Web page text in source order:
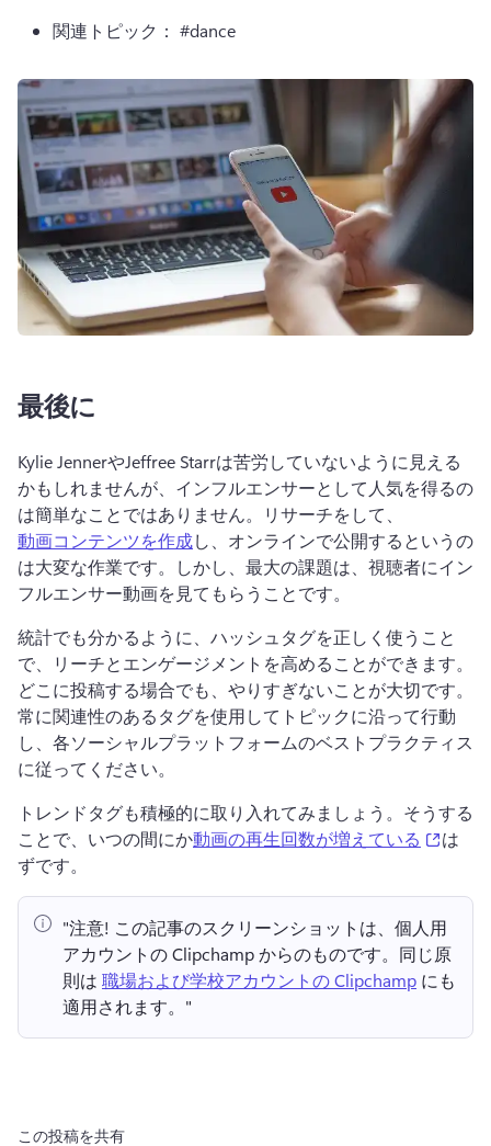
関連トピック： #dance
最後に
Kylie JennerやJeffree Starrは苦労していないように見える
かもしれませんが、インフルエンサーとして人気を得るの
は簡単なことではありません。リサーチをして、
動画コンテンツを作成し、オンラインで公開するというの
は大変な作業です。しかし、最大の課題は、視聴者にイン
フルエンサー動画を見てもらうことです。
統計でも分かるように、ハッシュタグを正しく使うこと
で、リーチとエンゲージメントを高めることができます。
どこに投稿する場合でも、やりすぎないことが大切です。
常に関連性のあるタグを使用してトピックに沿って行動
し、各ソーシャルプラットフォームのベストプラクティス
に従ってください。
トレンドタグも積極的に取り入れてみましょう。そうする
ことで、いつの間にか動画の再生回数が増えている
は
ずです。
"注意! この記事のスクリーンショットは、個人用
アカウントの Clipchamp からのものです。 同じ原
則は 職場および学校アカウントの Clipchamp にも
適用されます。"
この投稿を共有